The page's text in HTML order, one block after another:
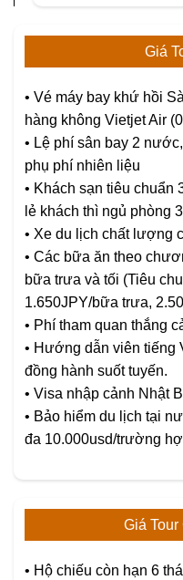
Giá
• Vé máy bay khứ hồi
hàng không Vietjet Air
• Lệ phí sân bay 2
phụ phí nhiên liệu
• Khách sạn tiêu chuẩn
lẻ khách thì ngủ phòng
• Xe du lịch chất lượng
• Các bữa ăn theo
bữa trưa và tối (Tiêu
1.650JPY/bữa trưa,
• Phí tham quan thắng
• Hướng dẫn viên tiếng
đồng hành suốt tuyến.
• Visa nhập cảnh Nhật
• Bảo hiểm du lịch tại
đa 10.000usd/trường
Giá
• Hộ chiếu còn hạn 6